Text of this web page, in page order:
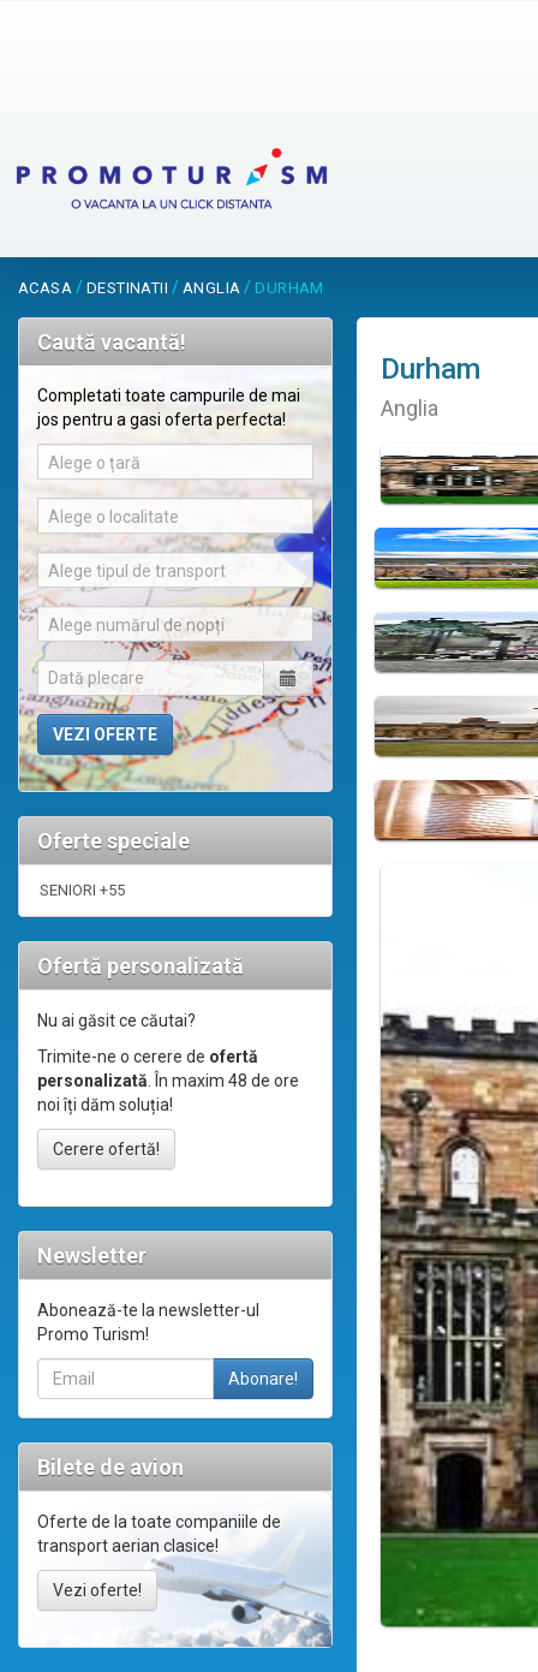
ACASA / DESTINATII / ANGLIA / DURHAM
Caută vacantă!
Completati toate campurile de mai
jos pentru a gasi oferta perfecta!
Alege o țară
Alege o localitate
Alege tipul de transport
Alege numărul de nopți
Oferte speciale
SENIORI +55
Ofertă personalizată
Nu ai găsit ce căutai?
Trimite-ne o cerere de ofertă
personalizată. În maxim 48 de ore
noi îți dăm soluția!
Cerere ofertă!
Newsletter
Abonează-te la newsletter-ul
Promo Turism!
Bilete de avion
Oferte de la toate companiile de
transport aerian clasice!
Vezi oferte!
Durham
Anglia